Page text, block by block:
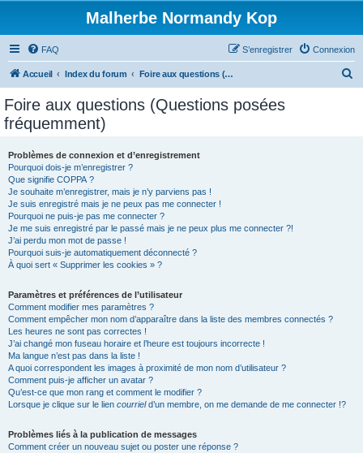
Malherbe Normandy Kop
FAQ Connexion
S’enregistrer
Accueil Index du forum Foire aux questions (Questions posées fréquemment)
Foire aux questions (Questions posées
fréquemment)
Problèmes de connexion et d’enregistrement
Pourquoi dois-je m’enregistrer ?
Que signifie COPPA ?
Je souhaite m’enregistrer, mais je n’y parviens pas !
Je suis enregistré mais je ne peux pas me connecter !
Pourquoi ne puis-je pas me connecter ?
Je me suis enregistré par le passé mais je ne peux plus me connecter ?!
J’ai perdu mon mot de passe !
Pourquoi suis-je automatiquement déconnecté ?
À quoi sert « Supprimer les cookies » ?
Paramètres et préférences de l’utilisateur
Comment modifier mes paramètres ?
Comment empêcher mon nom d’apparaître dans la liste des membres connectés ?
Les heures ne sont pas correctes !
J’ai changé mon fuseau horaire et l’heure est toujours incorrecte !
Ma langue n’est pas dans la liste !
A quoi correspondent les images à proximité de mon nom d’utilisateur ?
Comment puis-je afficher un avatar ?
Qu’est-ce que mon rang et comment le modifier ?
Lorsque je clique sur le lien courrield’un membre, on me demande de me connecter !?
Problèmes liés à la publication de messages
Comment créer un nouveau sujet ou poster une réponse ?